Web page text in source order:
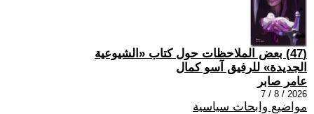
(47) بعض الملاحظات حول كتاب «الشيوعية
الجديدة» للرفيق آسو كمال
عامر صابر
2026 / 8 / 7
مواضيع وابحاث سياسية